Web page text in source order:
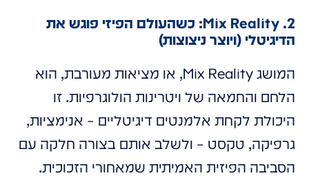
2. Mix Reality: כשהעולם הפיזי פוגש את
הדיגיטלי (ויוצר ניצוצות)
המושג Mix Reality, או מציאות מעורבת, הוא
הלחם והחמאה של ויטרינות הולוגרפיות. זו
היכולת לקחת אלמנטים דיגיטליים – אנימציות,
גרפיקה, טקסט – ולשלב אותם בצורה חלקה עם
הסביבה הפיזית האמיתית שמאחורי הזכוכית.